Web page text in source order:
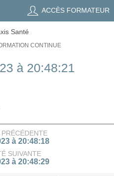
ACCÈS FORMATEUR
CONTINUE
à 20:48:21
à 20:48:18
SUIVANTE
à 20:48:29